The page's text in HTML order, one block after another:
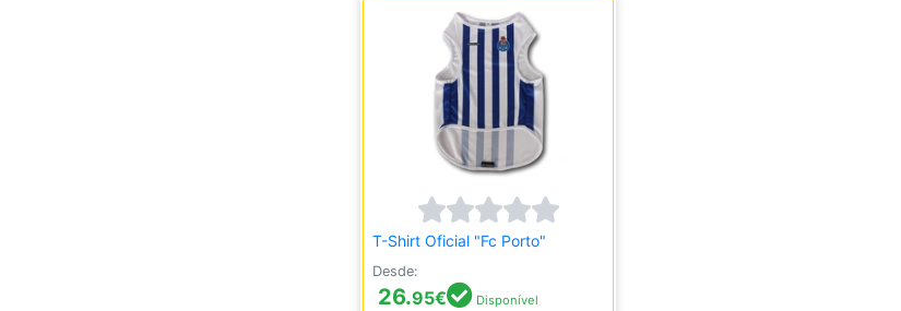
T-Shirt Oficial "Fc Porto"
Desde:
26.95€ Disponível